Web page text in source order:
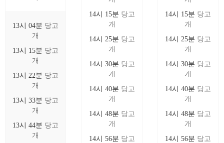
13시 04분 당고
개
13시 15분 당고
개
13시 22분 당고
개
13시 33분 당고
개
13시 44분 당고
개
14시 15분 당고
개
14시 25분 당고
개
14시 30분 당고
개
14시 40분 당고
개
14시 48분 당고
개
14시 56분 당고
14시 15분 당고
개
14시 25분 당고
개
14시 30분 당고
개
14시 40분 당고
개
14시 48분 당고
개
14시 56분 당고